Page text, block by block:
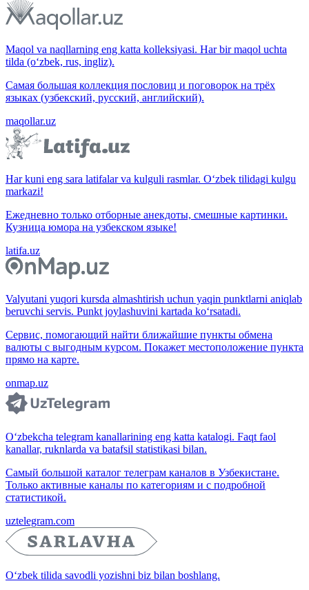
Maqol va naqllarning eng katta kolleksiyasi. Har bir maqol uchta
tilda (o‘zbek, rus, ingliz).
Самая большая коллекция пословиц и поговорок на трёх
языках (узбекский, русский, английский).
maqollar.uz
Har kuni eng sara latifalar va kulguli rasmlar. O‘zbek tilidagi kulgu
markazi!
Ежедневно только отборные анекдоты, смешные картинки.
Кузница юмора на узбекском языке!
latifa.uz
Valyutani yuqori kursda almashtirish uchun yaqin punktlarni aniqlab
beruvchi servis. Punkt joylashuvini kartada ko‘rsatadi.
Сервис, помогающий найти ближайшие пункты обмена
валюты с выгодным курсом. Покажет местоположение пункта
прямо на карте.
onmap.uz
O‘zbekcha telegram kanallarining eng katta katalogi. Faqt faol
kanallar, ruknlarda va batafsil statistikasi bilan.
Самый большой каталог телеграм каналов в Узбекистане.
Только активные каналы по категориям и с подробной
статистикой.
uztelegram.com
O‘zbek tilida savodli yozishni biz bilan boshlang.